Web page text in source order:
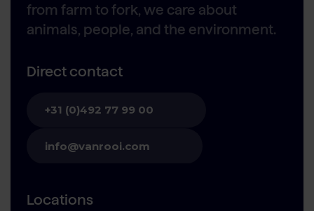
from farm to fork, we care about
animals, people, and the environment.
Direct contact
+31 (0)492 77 99 00
info@vanrooi.com
Locations